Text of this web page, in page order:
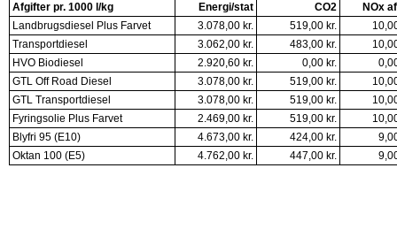
Afgifter pr. 1000 l/kg Energi/stat CO2
NOx
Landbrugsdiesel Plus Farvet
3.078,00 kr. 519,00 kr.
Transportdiesel
3.062,00 kr. 483,00 kr.
HVO Biodiesel
2.920,60 kr. 0,00 kr.
GTL Off Road Diesel
3.078,00 kr. 519,00 kr.
GTL Transportdiesel
3.078,00 kr. 519,00 kr.
Fyringsolie Plus Farvet
2.469,00 kr. 519,00 kr.
Blyfri 95 (E10)
4.673,00 kr. 424,00 kr.
Oktan 100 (E5)
4.762,00 kr. 447,00 kr.